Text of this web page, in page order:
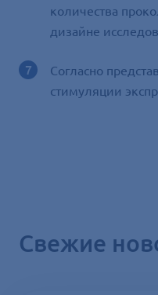
количества
дизайне
Согласно
стимуляции
Свежие